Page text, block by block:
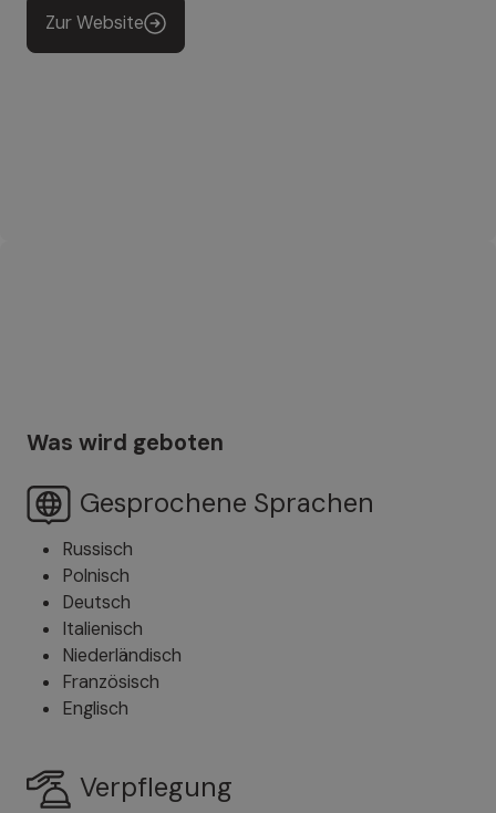
Zur Website
Was wird geboten
Gesprochene Sprachen
Russisch
Polnisch
Deutsch
Italienisch
Niederländisch
Französisch
Englisch
Verpflegung